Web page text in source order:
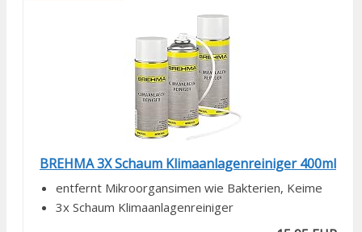
BREHMA 3X Schaum Klimaanlagenreiniger 400ml
entfernt Mikroorgansimen wie Bakterien, Keime
3x Schaum Klimaanlagenreiniger